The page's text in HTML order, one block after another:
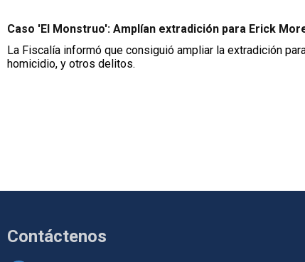
Caso 'El Monstruo': Amplían extradición para Erick
La Fiscalía informó que consiguió ampliar la extradición
homicidio, y otros delitos.
Contáctenos